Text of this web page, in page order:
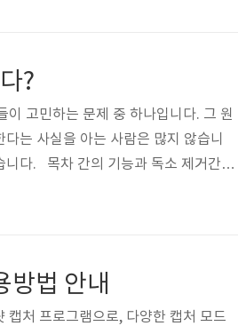
그램 사용휴대..
?
이 고민하는 문제 중 하나입니다. 그 원
는 사실을 아는 사람은 많지 않습니
니다. 목차 간의 기능과 독소 제거간은
입니다. 간은 다음과 같은 여러 기능을
방법 안내
캡처 프로그램으로, 다양한 캡처 모드